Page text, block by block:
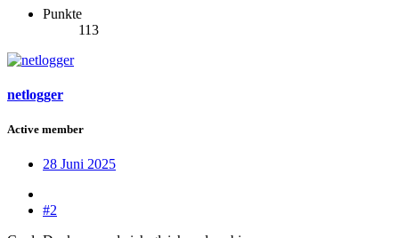
Punkte
113
netlogger
Active member
28 Juni 2025
#2